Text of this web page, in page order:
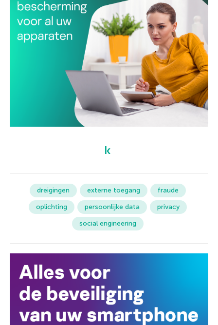
dreigingen externe toegang
fraude
oplichting
persoonlijke data
privacy
social engineering